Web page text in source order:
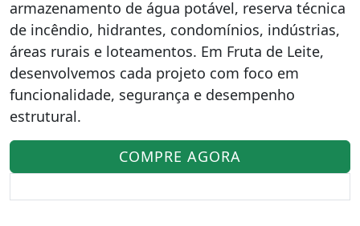
armazenamento de água potável, reserva técnica
de incêndio, hidrantes, condomínios, indústrias,
áreas rurais e loteamentos. Em Fruta de Leite,
desenvolvemos cada projeto com foco em
funcionalidade, segurança e desempenho
estrutural.
COMPRE AGORA